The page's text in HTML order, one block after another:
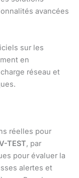
avancées
sur les
en
réseau et
réelles pour
TEST, par
pour évaluer la
alertes et